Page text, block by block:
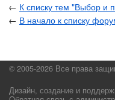
← К списку тем "Выбор и
← В начало к списку
© 2005-2026 Все права
Дизайн, создание и